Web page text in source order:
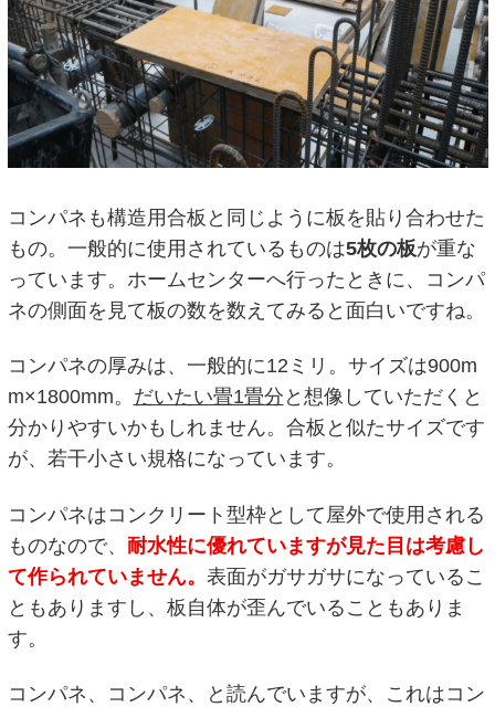
コンパネも構造用合板と同じように板を貼り合わせた
もの。一般的に使用されているものは5枚の板が重な
っています。ホームセンターへ行ったときに、コンパ
ネの側面を見て板の数を数えてみると面白いですね。
コンパネの厚みは、一般的に12ミリ。サイズは900m
m×1800mm。 だいたい畳1畳分 と想像していただくと
分かりやすいかもしれません。合板と似たサイズです
が、若干小さい規格になっています。
コンパネはコンクリート型枠として屋外で使用される
ものなので、 耐水性に優れていますが見た目は考慮し
て作られていません。 表面がガサガサになっているこ
ともありますし、板自体が歪んでいることもありま
す。
コンパネ、コンパネ、と読んでいますが、これはコン